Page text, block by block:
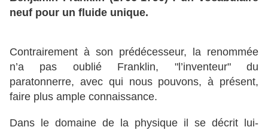
neuf pour un fluide unique.
Contrairement à son prédécesseur, la renommée
n’a pas oublié Franklin, "l’inventeur" du
paratonnerre, avec qui nous pouvons, à présent,
faire plus ample connaissance.
Dans le domaine de la physique il se décrit lui-